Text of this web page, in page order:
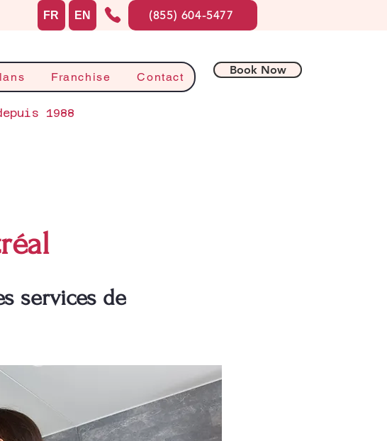
Franchise Contact
Book Now
1988
FR EN (855) 604-5477
services de